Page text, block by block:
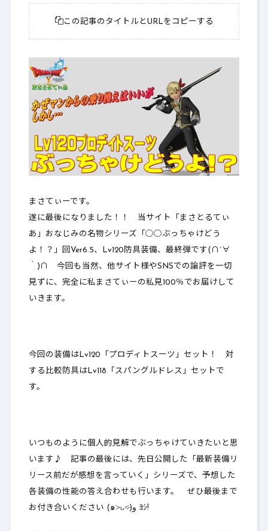
この記事のタイトルとURLをコピーする
まさてぃーです。
遂に最後になりました！！ 当サイト「まさとるてぃ
あ」おなじみの名物シリーズ「 ○○ぶっちゃけどう
よ！？ 」回Ver6.5、Lv120防具装備、最終弾です(∩´∀
｀)∩ 今回も当然、他サイト様やSNSでの論評を一切
見ずに、完全に私まさてぃーの私見100％でお届けして
いきます。
今回の装備はLv120「 プロディトスーツ 」セット！ 対
する比較防具はLv118「スパングルドレス」セットで
す。
いつものように個人的見解でぶっちゃけていきたいと思
います ♪ 記事の最後には、先日公開した「最新装備リ
リース前だが感想を言っていく」シリーズで、予想した
各装備の性能の答え合わせも行います。 ぜひ最後まで
お付き合いください (๑˃̵ᴗ˂̵)و ﾖｼ!